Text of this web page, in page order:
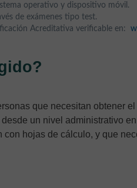
operativo y dispositivo móvil.
de exámenes tipo test.
Acreditativa verificable en:
que necesitan obtener
un nivel administrativo
con hojas de cálculo, y que